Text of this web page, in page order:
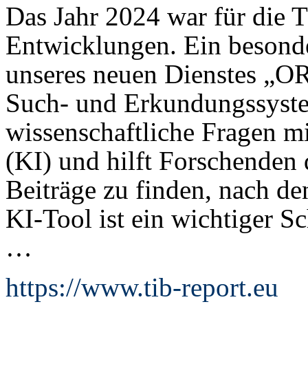
Das Jahr 2024 war für die
Entwicklungen. Ein
unseres neuen Dienstes
Such- und
wissenschaftliche Fragen
(KI) und hilft Forschenden
Beiträge zu finden, nach
KI-Tool ist ein wichtiger
…
https://www.tib-report.eu